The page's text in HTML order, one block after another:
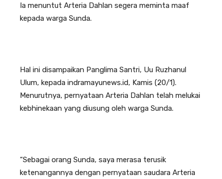
Ia menuntut Arteria Dahlan segera meminta maaf
kepada warga Sunda.
Hal ini disampaikan Panglima Santri, Uu Ruzhanul
Ulum, kepada indramayunews.id, Kamis (20/1).
Menurutnya, pernyataan Arteria Dahlan telah melukai
kebhinekaan yang diusung oleh warga Sunda.
“Sebagai orang Sunda, saya merasa terusik
ketenangannya dengan pernyataan saudara Arteria